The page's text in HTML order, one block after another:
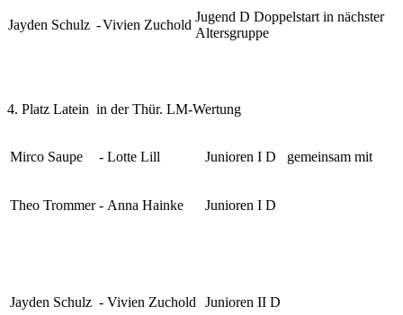
Jayden Schulz -Vivien Zuchold
Jugend D Doppelstart in nächster
Altersgruppe
4. Platz Latein in der Thür. LM-Wertung
Mirco Saupe - Lotte Lill Junioren I D gemeinsam mit
Theo Trommer - Anna Hainke Junioren I D
Jayden Schulz - Vivien Zuchold Junioren II D